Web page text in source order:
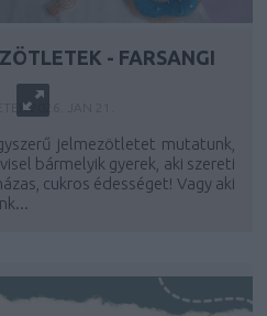
- FARSANGI
2026. JAN 21.
jelmezötletet mutatunk,
bármelyik gyerek, aki szereti
cukros édességet! Vagy aki